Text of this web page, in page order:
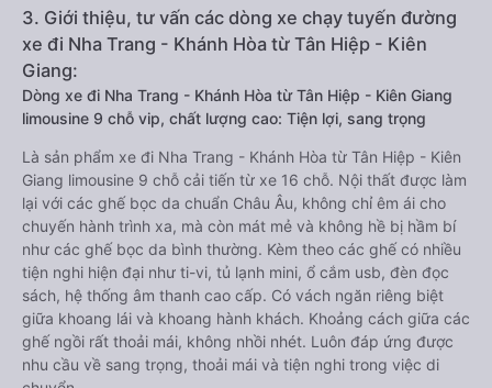
3. Giới thiệu, tư vấn các dòng xe chạy tuyến đường
xe đi Nha Trang - Khánh Hòa từ Tân Hiệp - Kiên
Giang:
Dòng xe đi Nha Trang - Khánh Hòa từ Tân Hiệp - Kiên Giang
limousine 9 chỗ vip, chất lượng cao: Tiện lợi, sang trọng
Là sản phẩm xe đi Nha Trang - Khánh Hòa từ Tân Hiệp - Kiên
Giang limousine 9 chỗ cải tiến từ xe 16 chỗ. Nội thất được làm
lại với các ghế bọc da chuẩn Châu Âu, không chỉ êm ái cho
chuyến hành trình xa, mà còn mát mẻ và không hề bị hầm bí
như các ghế bọc da bình thường. Kèm theo các ghế có nhiều
tiện nghi hiện đại như ti-vi, tủ lạnh mini, ổ cắm usb, đèn đọc
sách, hệ thống âm thanh cao cấp. Có vách ngăn riêng biệt
giữa khoang lái và khoang hành khách. Khoảng cách giữa các
ghế ngồi rất thoải mái, không nhồi nhét. Luôn đáp ứng được
nhu cầu về sang trọng, thoải mái và tiện nghi trong việc di